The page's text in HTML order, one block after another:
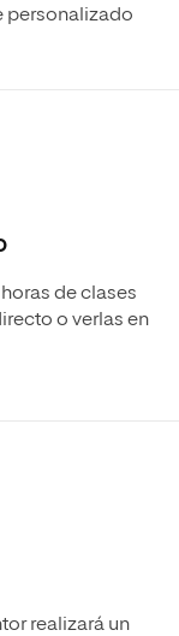
personalizado
de clases
o verlas en
realizará un